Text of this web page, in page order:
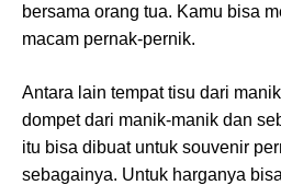
bersama orang tua. Kamu bisa
macam pernak-pernik.
Antara lain tempat tisu dari
dompet dari manik-manik dan
itu bisa dibuat untuk souvenir
sebagainya. Untuk harganya